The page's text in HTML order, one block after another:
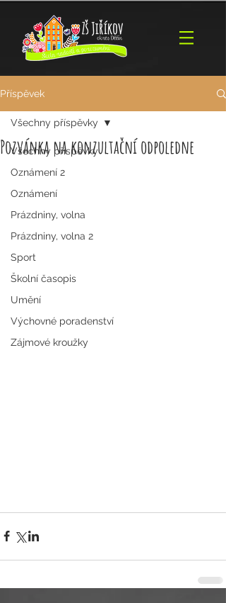
Příspěvek
Všechny příspěvky
Oznámení 2
Oznámení
Prázdniny, volna
Prázdniny, volna 2
Sport
Školní časopis
Umění
Výchovné poradenství
Zájmové kroužky
Všechny příspěvky
Pozvánka na konzultační odpoledne